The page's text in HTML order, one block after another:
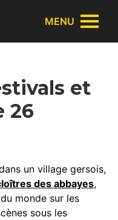
MENU
et
26
un village gersois,
des abbayes,
monde sur les
sous les